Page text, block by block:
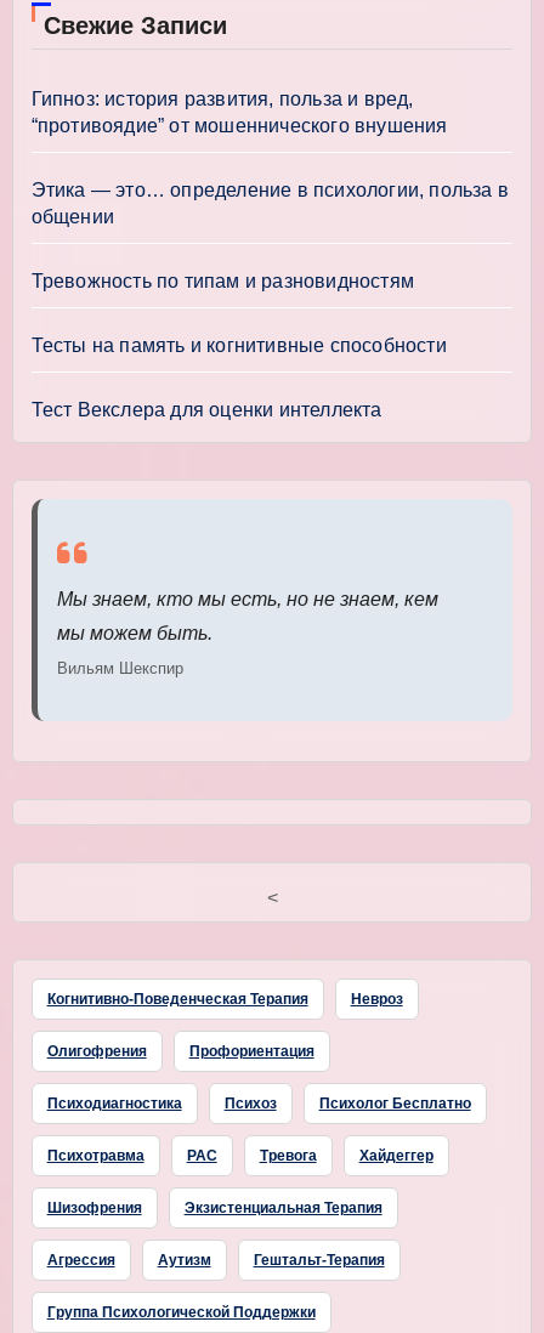
Свежие Записи
Гипноз: история развития, польза и вред,
“противоядие” от мошеннического внушения
Этика — это… определение в психологии, польза в
общении
Тревожность по типам и разновидностям
Тесты на память и когнитивные способности
Тест Векслера для оценки интеллекта
Мы знаем, кто мы есть, но не знаем, кем
мы можем быть.
Вильям Шекспир
<
Когнитивно-Поведенческая Терапия Невроз
Олигофрения Профориентация
Психодиагностика Психоз Психолог Бесплатно
Психотравма РАС Тревога Хайдеггер
Шизофрения Экзистенциальная Терапия
Агрессия Аутизм Гештальт-Терапия
Группа Психологической Поддержки